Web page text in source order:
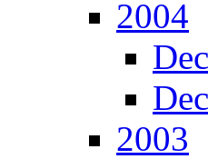
2004
2003